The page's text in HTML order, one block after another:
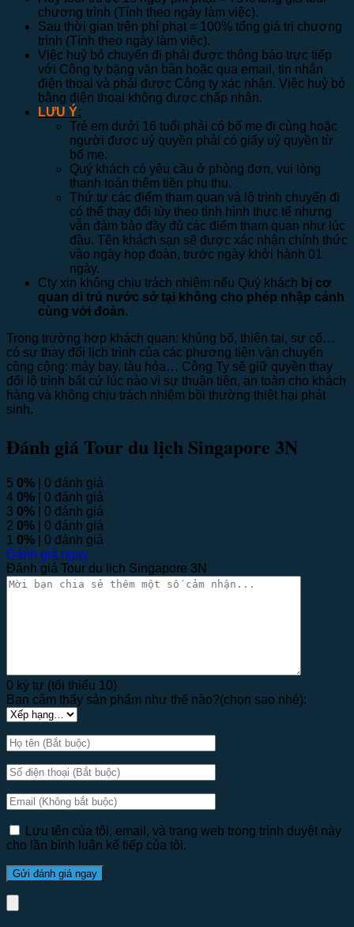
chương trình (Tính theo ngày làm việc).
Sau thời gian trên phí phạt = 100% tổng giá trị chương
trình (Tính theo ngày làm việc).
Việc huỷ bỏ chuyến đi phải được thông báo trực tiếp
với Công ty bặng văn bản hoặc qua email, tin nhắn
điện thoại và phải được Công ty xác nhận. Việc huỷ bỏ
bằng điện thoại không được chấp nhận.
LƯU Ý:
Trẻ em dưới 16 tuổi phải có bố mẹ đi cùng hoặc
người được uỷ quyền phải có giấy uỷ quyền từ
bố mẹ.
Quý khách có yêu cầu ở phòng đơn, vui lòng
thanh toán thêm tiền phụ thu.
Thứ tự các điểm tham quan và lộ trình chuyến đi
có thể thay đổi tùy theo tình hình thực tế nhưng
vẫn đảm bảo đầy đủ các điểm tham quan như lúc
đầu. Tên khách sạn sẽ được xác nhận chính thức
vào ngày họp đoàn, trước ngày khởi hành 01
ngày.
Cty xin không chịu trách nhiệm nếu Quý khách bị cơ
quan di trú nước sở tại không cho phép nhập cảnh
cùng với đoàn.
Trong trường hợp khách quan: khủng bố, thiên tai, sự cố…
có sự thay đổi lịch trình của các phương tiện vận chuyển
công cộng: máy bay, tàu hỏa… Công Ty sẽ giữ quyền thay
đổi lộ trình bất cứ lúc nào vì sự thuận tiện, an toàn cho khách
hàng và không chịu trách nhiệm bồi thường thiệt hại phát
sinh.
Đánh giá Tour du lịch Singapore 3N
5 0% | 0 đánh giá
4 0% | 0 đánh giá
3 0% | 0 đánh giá
2 0% | 0 đánh giá
1 0% | 0 đánh giá
Đánh giá ngay
Đánh giá Tour du lịch Singapore 3N
0 ký tự (tối thiểu 10)
Bạn cảm thấy sản phẩm như thế nào?(chọn sao nhé):
Lưu tên của tôi, email, và trang web trong trình duyệt này
cho lần bình luận kế tiếp của tôi.